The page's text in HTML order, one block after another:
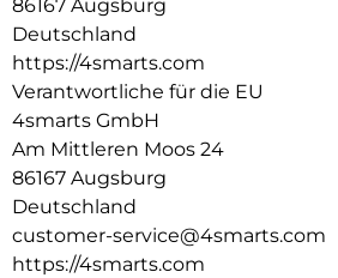
86167 Augsburg
Deutschland
https://4smarts.com
Verantwortliche für die EU
4smarts GmbH
Am Mittleren Moos 24
86167 Augsburg
Deutschland
customer-service@4smarts.com
https://4smarts.com